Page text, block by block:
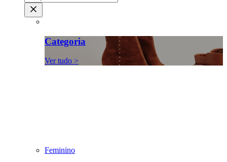
Categoria
Ver tudo >
Feminino